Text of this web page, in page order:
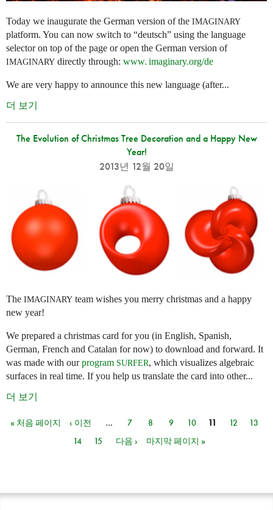
Today we inaugurate the German version of the IMAGINARY
platform. You can now switch to “deutsch” using the language
selector on top of the page or open the German version of
IMAGINARY directly through: www. imaginary.org/de
We are very happy to announce this new language (after...
더 보기
The Evolution of Christmas Tree Decoration and a Happy New
Year!
2013년 12월 20일
The IMAGINARY team wishes you merry christmas and a happy
new year!
We prepared a christmas card for you (in English, Spanish,
German, French and Catalan for now) to download and forward. It
was made with ourprogram SURFER, which visualizes algebraic
surfaces in real time. If you help us translate the card into other...
더 보기
페이지
« 처음 페이지 ‹ 이전 … 7 8 9 10 11 12
13
14
15 다음 › 마지막 페이지 »